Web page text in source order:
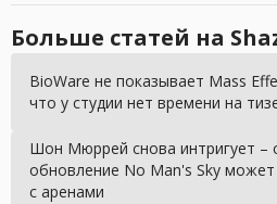
Больше статей на
BioWare не показывает Mass
что у студии нет времени на
Шон Мюррей снова интригует –
обновление No Man's Sky
с аренами